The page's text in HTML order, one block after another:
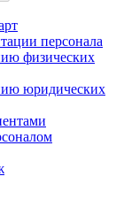
персонала
физических
юридических